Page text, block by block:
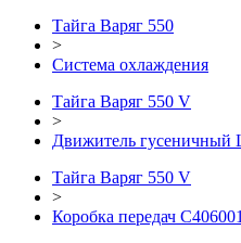
Тайга Варяг 550
>
Система охлаждения
Тайга Варяг 550 V
>
Движитель гусеничный
Тайга Варяг 550 V
>
Коробка передач